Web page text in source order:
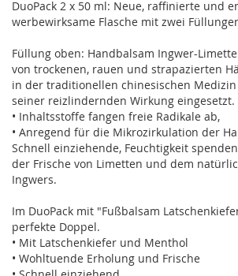
DuoPack 2 x 50 ml: Neue, raffinierte und
werbewirksame Flasche mit zwei
Füllung oben: Handbalsam Ingwer-
von trockenen, rauen und strapazierten
in der traditionellen chinesischen
seiner reizlindernden Wirkung eingesetzt.
• Inhaltsstoffe fangen freie Radikale ab,
• Anregend für die Mikrozirkulation der
Schnell einziehende, Feuchtigkeit
der Frische von Limetten und dem
Ingwers.
Im DuoPack mit "Fußbalsam
perfekte Doppel.
• Mit Latschenkiefer und Menthol
• Wohltuende Erholung und Frische